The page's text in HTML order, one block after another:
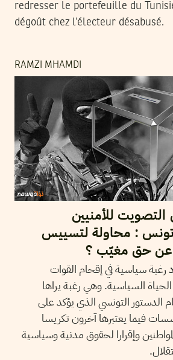
redresser le portefeuille du
dégoût chez l’électeur désabusé.
RAMZI MHAMDI
للأمنيين
تونس : محاولة لتسييس
عن حق مغيّب ؟
سياسية في إقحام القوات
السياسية. وهي رغبة يراها
الدستور التونسي الذي يؤكد على
فيما يعتبرها آخرون تكريسا
وإقرارا لحقوق مدنية وسياسية